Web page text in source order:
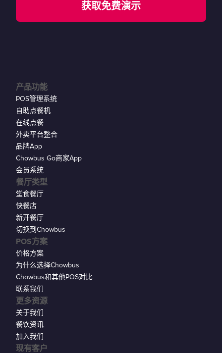
获取免费演示
现有客户
产品功能
POS管理系统
自助点餐机
在线点餐
外卖平台整合
品牌App
Chowbus Go商家App
会员系统
餐厅类型
堂食餐厅
快餐店
新开餐厅
切换到Chowbus
POS方案
价格方案
为什么选择Chowbus
Chowbus和其他POS对比
联系我们
更多资源
关于我们
餐饮资讯
加入我们